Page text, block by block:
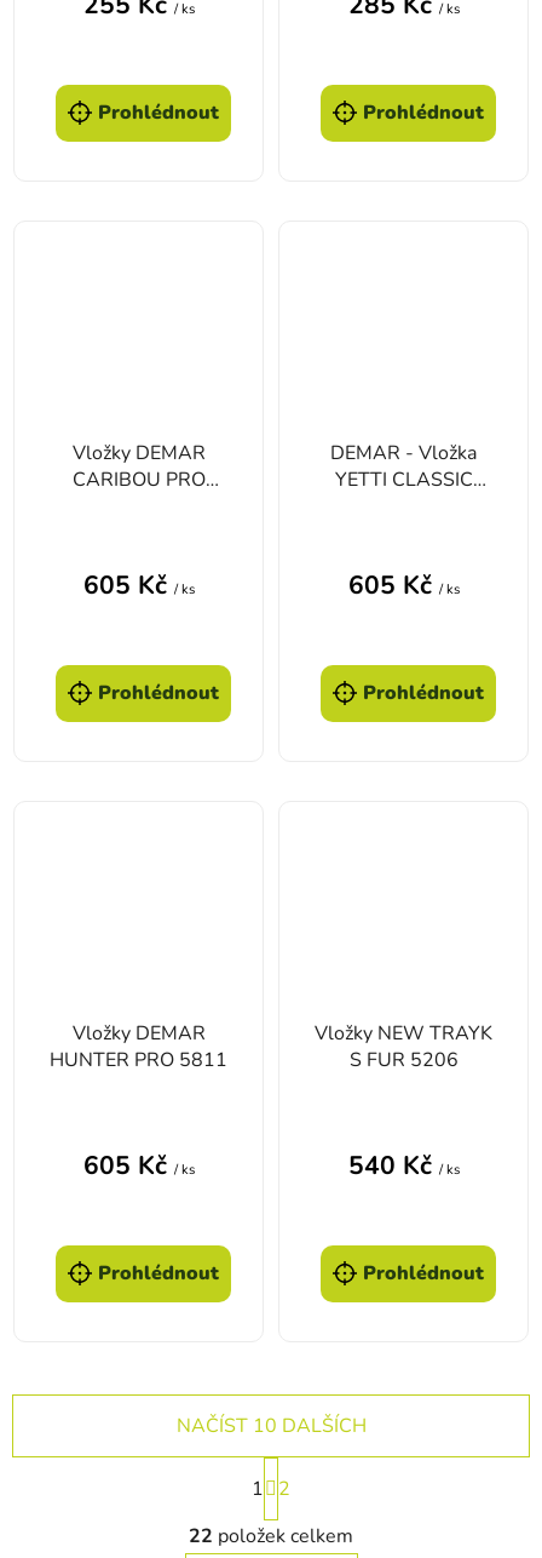
/ ks
Prohlédnout
/ ks
Prohlédnout
Vložky DEMAR
CARIBOU PRO
605 Kč / ks
Prohlédnout
DEMAR - Vložka
YETTI CLASSIC
605 Kč / ks
Prohlédnout
Vložky DEMAR
HUNTER PRO 5811
605 Kč / ks
Prohlédnout
Vložky NEW TRAYK
S FUR 5206
540 Kč / ks
Prohlédnout
Ovládací prvky výpisu
NAČÍST 10 DALŠÍCH
Stránkování
1
2
22 položek celkem